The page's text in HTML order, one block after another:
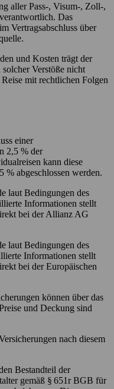
aller Pass-, Visum-, Zoll-,
Das
Vertragsabschluss über
und Kosten trägt der
Verstöße nicht
mit rechtlichen Folgen
einer
2,5 % der
kann diese
% abgeschlossen werden.
laut Bedingungen des
Informationen stellt
bei der Allianz AG
laut Bedingungen des
Informationen stellt
bei der Europäischen
können über das
und Deckung sind
nach diesem
Bestandteil der
gemäß § 651r BGB für